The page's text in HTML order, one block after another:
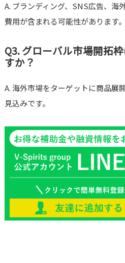
A. ブランディング、SNS広告、海
費用が含まれる可能性があります。
Q3. グローバル市場開拓
すか？
A. 海外市場をターゲットに商品展
見込みです。